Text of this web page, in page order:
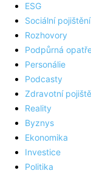
ESG
Sociální pojištění
Rozhovory
Podpůrná
Personálie
Podcasty
Zdravotní
Reality
Byznys
Ekonomika
Investice
Politika